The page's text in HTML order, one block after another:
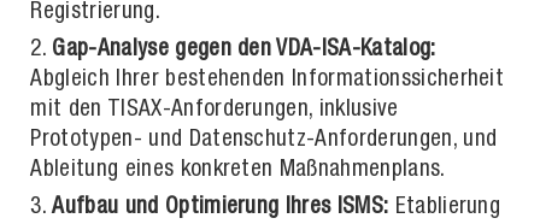
Registrierung.
Gap-Analyse gegen den VDA-ISA-Katalog:
Abgleich Ihrer bestehenden Informationssicherheit
mit den TISAX-Anforderungen, inklusive
Prototypen- und Datenschutz-Anforderungen, und
Ableitung eines konkreten Maßnahmenplans.
Aufbau und Optimierung Ihres ISMS: Etablierung